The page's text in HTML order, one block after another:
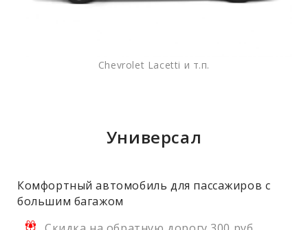
Chevrolet Lacetti и т.п.
Универсал
Комфортный автомобиль для пассажиров с
большим багажом